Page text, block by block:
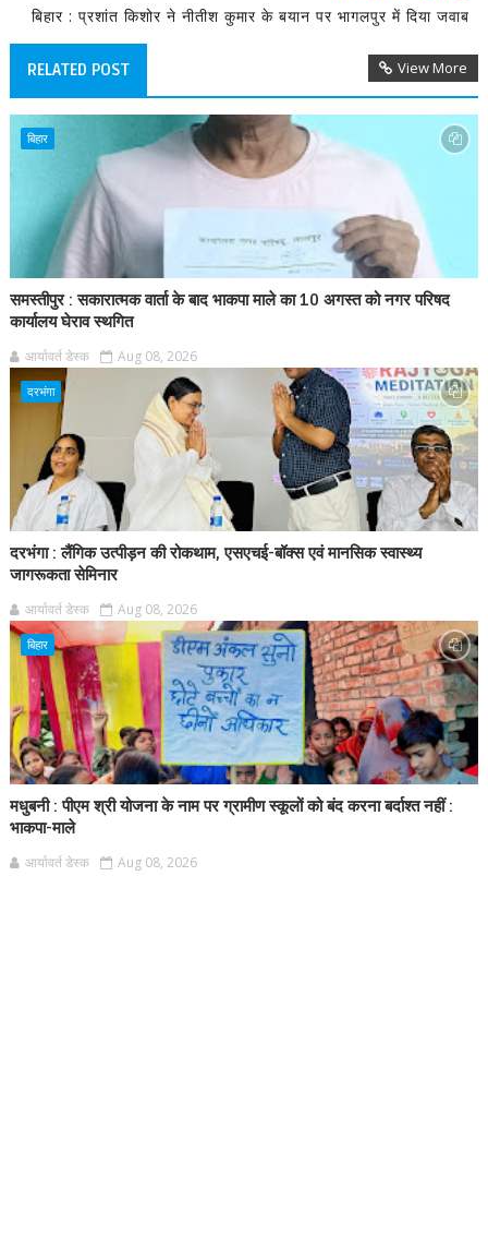
बिहार : प्रशांत किशोर ने नीतीश कुमार के बयान पर भागलपुर में दिया जवाब
RELATED POST View More
बिहार
समस्तीपुर : सकारात्मक वार्ता के बाद भाकपा माले का 10 अगस्त को नगर परिषद
कार्यालय घेराव स्थगित
आर्यावर्त डेस्क Aug 08, 2026
दरभंगा
दरभंगा : लैंगिक उत्पीड़न की रोकथाम, एसएचई-बॉक्स एवं मानसिक स्वास्थ्य
जागरूकता सेमिनार
आर्यावर्त डेस्क Aug 08, 2026
बिहार
मधुबनी : पीएम श्री योजना के नाम पर ग्रामीण स्कूलों को बंद करना बर्दाश्त नहीं :
भाकपा-माले
आर्यावर्त डेस्क Aug 08, 2026